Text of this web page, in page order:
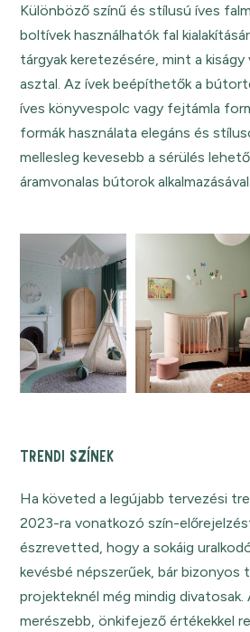
Különböző színű és stílusú íves
boltívek használhatók fal
tárgyak keretezésére, mint a kiságy
asztal. Az ívek beépíthetők a
íves könyvespolc vagy fejtámla
formák használata elegáns és
mellesleg kevesebb a sérülés
áramvonalas bútorok alkalmazásával.
TRENDI SZÍNEK
Ha követed a legújabb tervezési
2023-ra vonatkozó szín-
észrevetted, hogy a sokáig
kevésbé népszerűek, bár bizonyos
projekteknél még mindig
merészebb, önkifejező értékekkel